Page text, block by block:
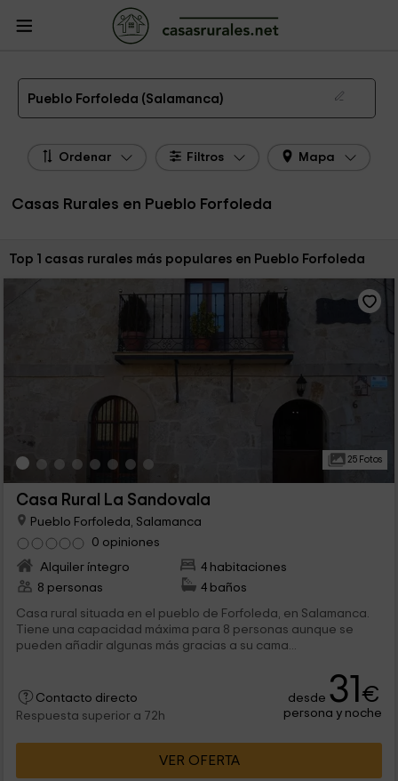
Casas Rurales
Rurales Salamanca
Casas Rurales Pueblo Forfoleda
Las 1 mejores casas rurales en Pueblo Forfoleda de 2026
Pueblo Forfoleda (Salamanca)
Ordenar Filtros Mapa
Casas Rurales en Pueblo Forfoleda
Ordenar por:
Top 1 casas rurales más populares en Pueblo Forfoleda
25 Fotos
Casa Rural La Sandovala
Pueblo Forfoleda, Salamanca
0 opiniones
Alquiler íntegro
4 habitaciones
8 personas
4 baños
Casa rural situada en el pueblo de Forfoleda, en Salamanca.
Tiene una capacidad máxima para 8 personas aunque se
pueden añadir algunas más gracias a su cama...
Contacto directo
Respuesta superior a 72h
desde 31€
persona y noche
VER OFERTA